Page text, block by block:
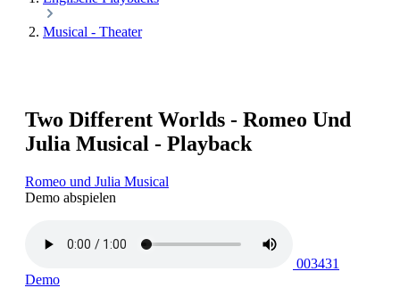
Musical - Theater
Two Different Worlds - Romeo Und
Julia Musical - Playback
Romeo und Julia Musical
Demo abspielen
003431
Demo